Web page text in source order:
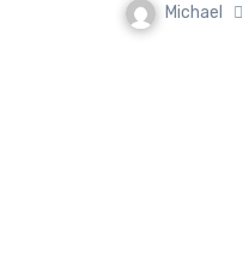
Michael